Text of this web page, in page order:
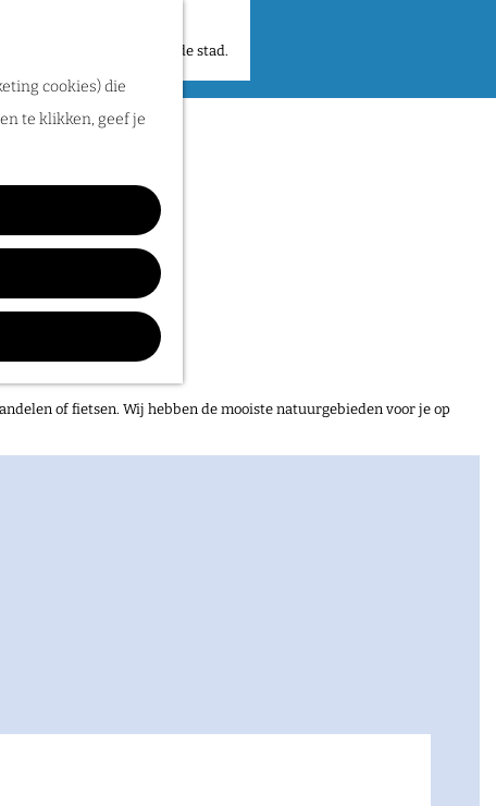
cookies) die
te klikken, geef je
plekken en verhalen in de stad.
of fietsen. Wij hebben de mooiste natuurgebieden voor je op